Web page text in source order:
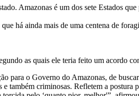
Amazonas é um dos sete Estados
há ainda mais de uma centena de
as quais ele teria feito um acordo
para o Governo do Amazonas, de
também criminosas. Refletem a